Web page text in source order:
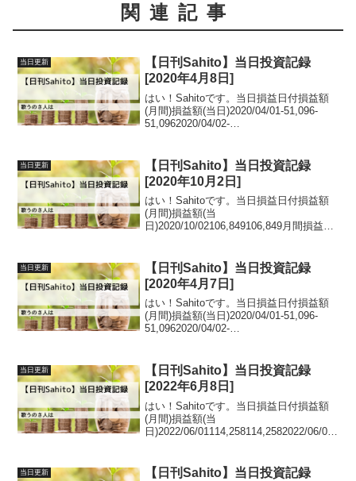
関連記事
当日更新
【日刊Sahito】当日投資記録
[2020年4月8日]
はい！Sahitoです。当日損益日付損益額
(月間)損益額(当日)2020/04/01-51,096-
51,0962020/04/02-
当日更新
【日刊Sahito】当日投資記録
[2020年10月2日]
はい！Sahitoです。当日損益日付損益額
(月間)損益額(当
日)2020/10/02106,849106,849月間損益推
月末に調子が上向いてきていたので、そ
のままの調...
当日更新
【日刊Sahito】当日投資記録
[2020年4月7日]
はい！Sahitoです。当日損益日付損益額
(月間)損益額(当日)2020/04/01-51,096-
51,0962020/04/02-
当日更新
【日刊Sahito】当日投資記録
[2022年6月8日]
はい！Sahitoです。当日損益日付損益額
(月間)損益額(当
日)2022/06/01114,258114,2582022/06/02
当日更新
【日刊Sahito】当日投資記録